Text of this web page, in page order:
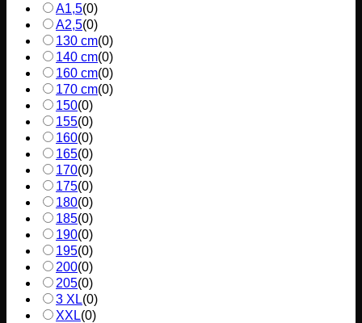
A1,5(0)
A2,5(0)
130 cm(0)
140 cm(0)
160 cm(0)
170 cm(0)
150(0)
155(0)
160(0)
165(0)
170(0)
175(0)
180(0)
185(0)
190(0)
195(0)
200(0)
205(0)
3 XL(0)
XXL(0)